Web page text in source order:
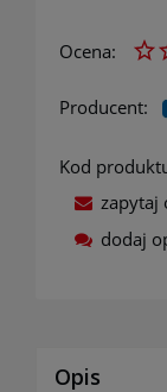
Ocena:
Producent:
Kod
zapytaj
dodaj
Opis